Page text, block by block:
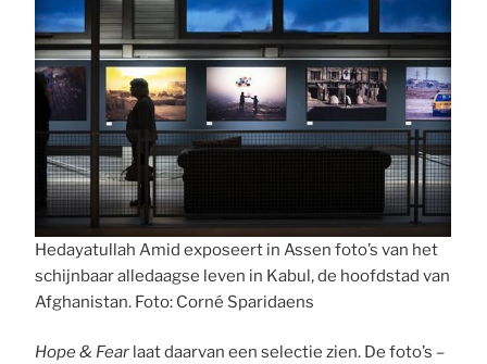
Hedayatullah Amid exposeert in Assen foto’s van het
schijnbaar alledaagse leven in Kabul, de hoofdstad van
Afghanistan. Foto: Corné Sparidaens
Hope & Fear laat daarvan een selectie zien. De foto’s –